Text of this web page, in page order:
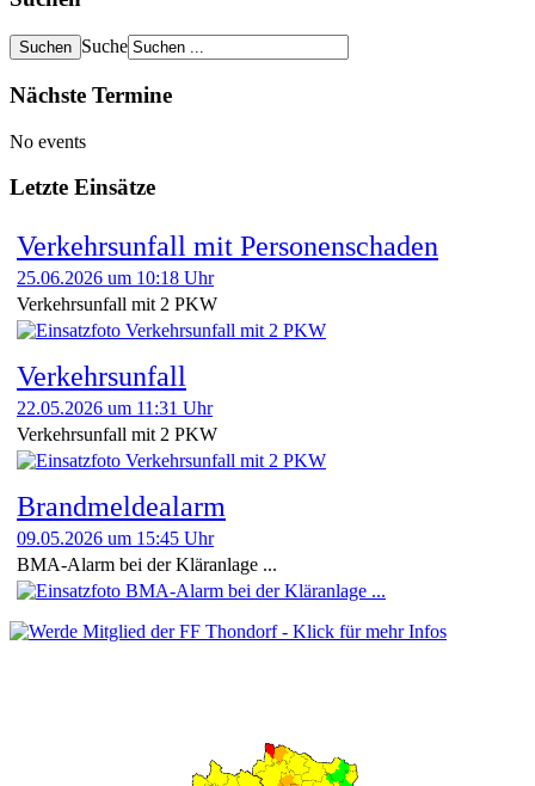
Suche
Nächste Termine
No events
Letzte Einsätze
Verkehrsunfall mit Personenschaden
25.06.2026 um 10:18 Uhr
Verkehrsunfall mit 2 PKW
Verkehrsunfall
22.05.2026 um 11:31 Uhr
Verkehrsunfall mit 2 PKW
Brandmeldealarm
09.05.2026 um 15:45 Uhr
BMA-Alarm bei der Kläranlage ...